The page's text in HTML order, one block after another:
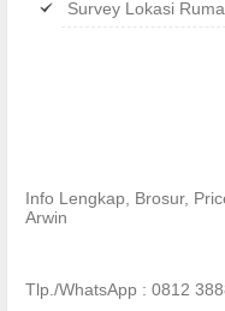
Survey Lokasi
Info Lengkap, Brosur,
Arwin
Tlp./WhatsApp : 0812